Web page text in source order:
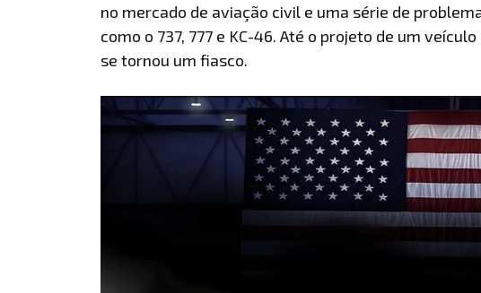
no mercado de aviação civil e uma série de
como o 737, 777 e KC-46. Até o projeto de um
se tornou um fiasco.